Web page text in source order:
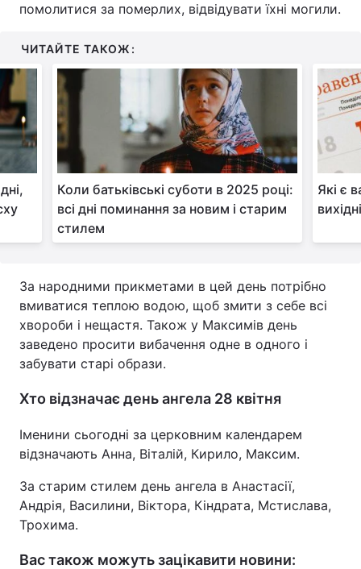
помолитися за померлих, відвідувати їхні могили.
ЧИТАЙТЕ ТАКОЖ:
Коли батьківські суботи в 2025 році:
всі дні поминання за новим і старим
стилем
Які є
За народними прикметами в цей день потрібно
вмиватися теплою водою, щоб змити з себе всі
хвороби і нещастя. Також у Максимів день
заведено просити вибачення одне в одного і
забувати старі образи.
Хто відзначає день ангела 28 квітня
Іменини сьогодні за церковним календарем
відзначають Анна, Віталій, Кирило, Максим.
За старим стилем день ангела в Анастасії,
Андрія, Василини, Віктора, Кіндрата, Мстислава,
Трохима.
Вас також можуть зацікавити новини: